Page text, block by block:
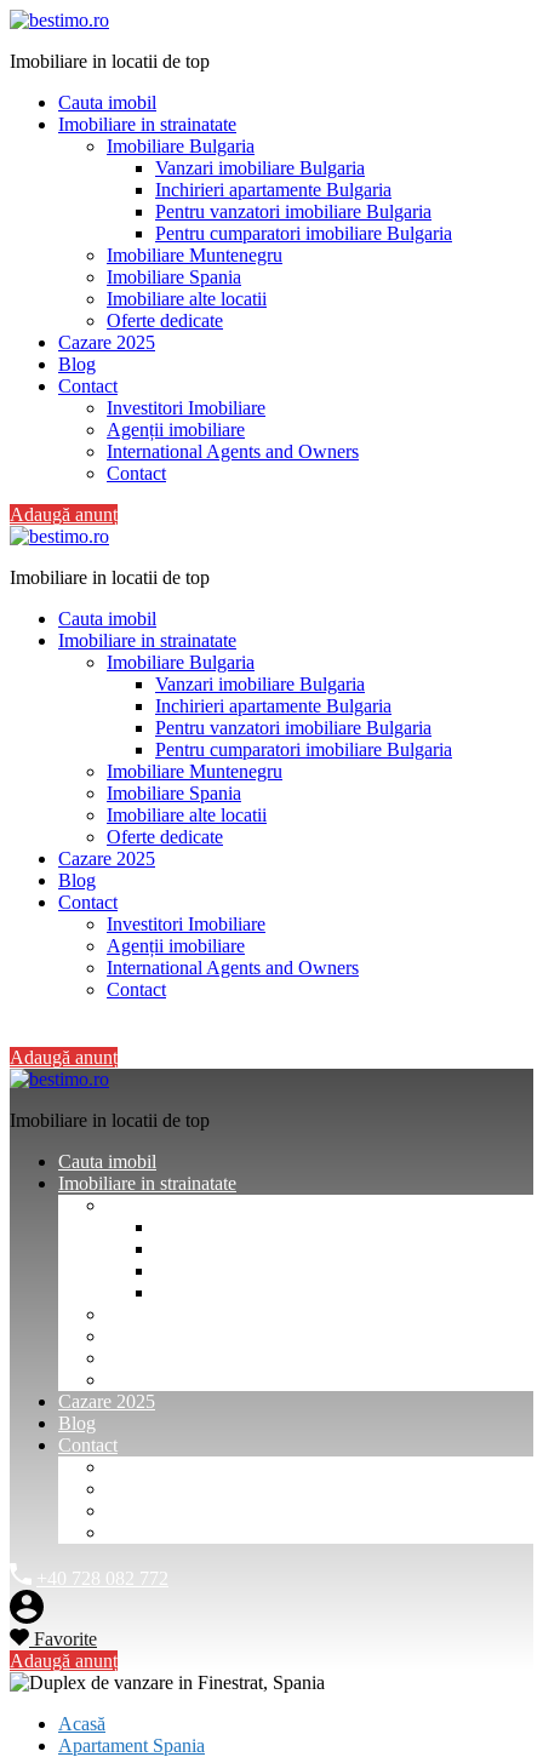
Imobiliare in locatii de top
Cauta imobil
Imobiliare in strainatate
Imobiliare Bulgaria
Vanzari imobiliare Bulgaria
Inchirieri apartamente Bulgaria
Pentru vanzatori imobiliare Bulgaria
Pentru cumparatori imobiliare Bulgaria
Imobiliare Muntenegru
Imobiliare Spania
Imobiliare alte locatii
Oferte dedicate
Cazare 2025
Blog
Contact
Investitori Imobiliare
Agenții imobiliare
International Agents and Owners
Contact
Adaugă anunț
Imobiliare in locatii de top
Cauta imobil
Imobiliare in strainatate
Imobiliare Bulgaria
Vanzari imobiliare Bulgaria
Inchirieri apartamente Bulgaria
Pentru vanzatori imobiliare Bulgaria
Pentru cumparatori imobiliare Bulgaria
Imobiliare Muntenegru
Imobiliare Spania
Imobiliare alte locatii
Oferte dedicate
Cazare 2025
Blog
Contact
Investitori Imobiliare
Agenții imobiliare
International Agents and Owners
Contact
Adaugă anunț
Imobiliare in locatii de top
Cauta imobil
Imobiliare in strainatate
Cazare 2025
Blog
Contact
+40 728 082 772
Favorite
Adaugă anunț
Acasă
Apartament Spania